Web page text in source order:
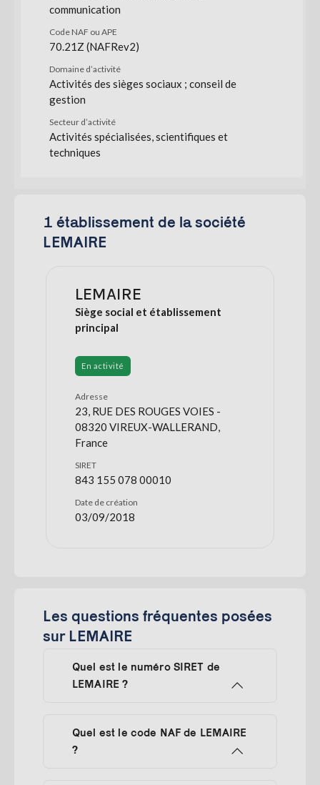
communication
Code NAF ou APE
70.21Z (NAFRev2)
Domaine d’activité
Activités des sièges sociaux ; conseil de
gestion
Secteur d’activité
Activités spécialisées, scientifiques et
techniques
1 établissement de la société
LEMAIRE
LEMAIRE
Siège social et établissement
principal
En activité
Adresse
23, RUE DES ROUGES VOIES -
08320 VIREUX-WALLERAND,
France
SIRET
843 155 078 00010
Date de création
03/09/2018
Les questions fréquentes posées
sur LEMAIRE
Quel est le numéro SIRET de
LEMAIRE ?
Quel est le code NAF de LEMAIRE
?